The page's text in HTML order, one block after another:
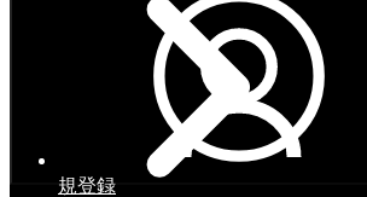
規登録